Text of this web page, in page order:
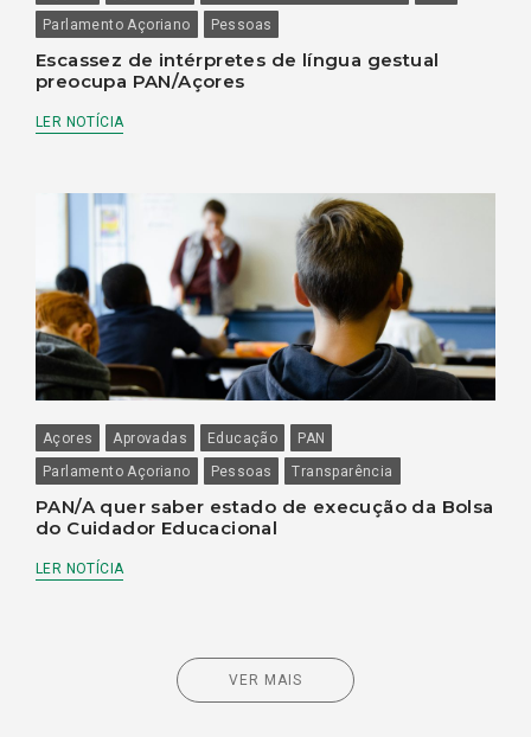
Parlamento Açoriano
Pessoas
Escassez de intérpretes de língua gestual
preocupa PAN/Açores
LER NOTÍCIA
Açores Aprovadas Educação
PAN
Parlamento Açoriano
Pessoas Transparência
PAN/A quer saber estado de execução da Bolsa
do Cuidador Educacional
LER NOTÍCIA
VER MAIS